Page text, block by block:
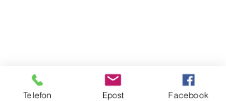
Telefon Epost Facebook